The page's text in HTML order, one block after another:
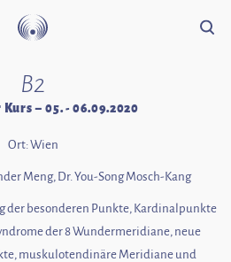
Suche
B2
– 05. - 06.09.2020
Ort: Wien
Meng, Dr. You-Song Mosch-Kang
der besonderen Punkte, Kardinalpunkte
der 8 Wundermeridiane, neue
muskulotendinäre Meridiane und